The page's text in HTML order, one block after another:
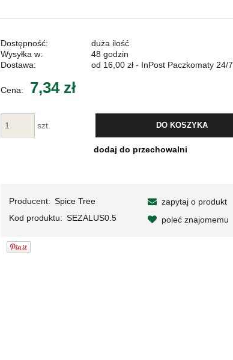
Dostępność:
duża ilość
Wysyłka w:
48 godzin
Dostawa:
od 16,00 zł - InPost Paczkomaty 24/7
Cena: 7,34 zł
szt. DO KOSZYKA
dodaj do przechowalni
Producent: Spice Tree
Kod produktu: SEZALUS0.5
zapytaj o produkt
poleć znajomemu